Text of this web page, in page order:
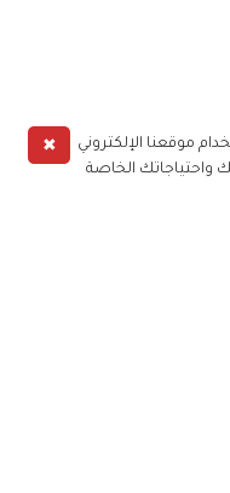
✖
موقعنا الإلكتروني
واحتياجاتك الخاصة